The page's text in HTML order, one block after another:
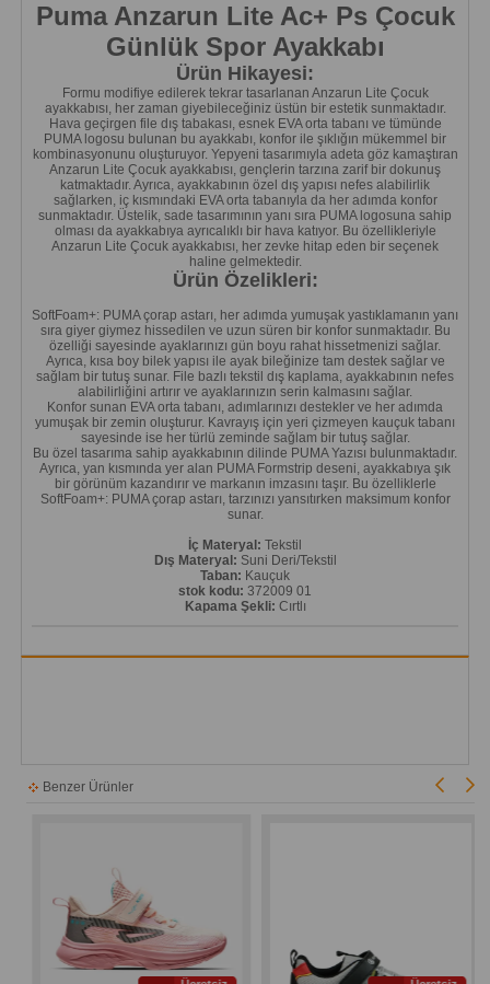
Puma Anzarun Lite Ac+ Ps Çocuk
Günlük Spor Ayakkabı
Ürün Hikayesi:
Formu modifiye edilerek tekrar tasarlanan Anzarun Lite Çocuk
ayakkabısı, her zaman giyebileceğiniz üstün bir estetik sunmaktadır.
Hava geçirgen file dış tabakası, esnek EVA orta tabanı ve tümünde
PUMA logosu bulunan bu ayakkabı, konfor ile şıklığın mükemmel bir
kombinasyonunu oluşturuyor. Yepyeni tasarımıyla adeta göz kamaştıran
Anzarun Lite Çocuk ayakkabısı, gençlerin tarzına zarif bir dokunuş
katmaktadır. Ayrıca, ayakkabının özel dış yapısı nefes alabilirlik
sağlarken, iç kısmındaki EVA orta tabanıyla da her adımda konfor
sunmaktadır. Üstelik, sade tasarımının yanı sıra PUMA logosuna sahip
olması da ayakkabıya ayrıcalıklı bir hava katıyor. Bu özellikleriyle
Anzarun Lite Çocuk ayakkabısı, her zevke hitap eden bir seçenek
haline gelmektedir.
Ürün Özelikleri:
SoftFoam+: PUMA çorap astarı, her adımda yumuşak yastıklamanın yanı
sıra giyer giymez hissedilen ve uzun süren bir konfor sunmaktadır. Bu
özelliği sayesinde ayaklarınızı gün boyu rahat hissetmenizi sağlar.
Ayrıca, kısa boy bilek yapısı ile ayak bileğinize tam destek sağlar ve
sağlam bir tutuş sunar. File bazlı tekstil dış kaplama, ayakkabının nefes
alabilirliğini artırır ve ayaklarınızın serin kalmasını sağlar.
Konfor sunan EVA orta tabanı, adımlarınızı destekler ve her adımda
yumuşak bir zemin oluşturur. Kavrayış için yeri çizmeyen kauçuk tabanı
sayesinde ise her türlü zeminde sağlam bir tutuş sağlar.
Bu özel tasarıma sahip ayakkabının dilinde PUMA Yazısı bulunmaktadır.
Ayrıca, yan kısmında yer alan PUMA Formstrip deseni, ayakkabıya şık
bir görünüm kazandırır ve markanın imzasını taşır. Bu özelliklerle
SoftFoam+: PUMA çorap astarı, tarzınızı yansıtırken maksimum konfor
sunar.
İç Materyal: Tekstil
Dış Materyal: Suni Deri/Tekstil
Taban: Kauçuk
stok kodu: 372009 01
Kapama Şekli: Cırtlı
Benzer Ürünler